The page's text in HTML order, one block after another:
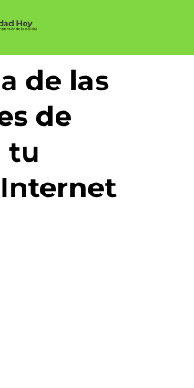
de las
de
tu